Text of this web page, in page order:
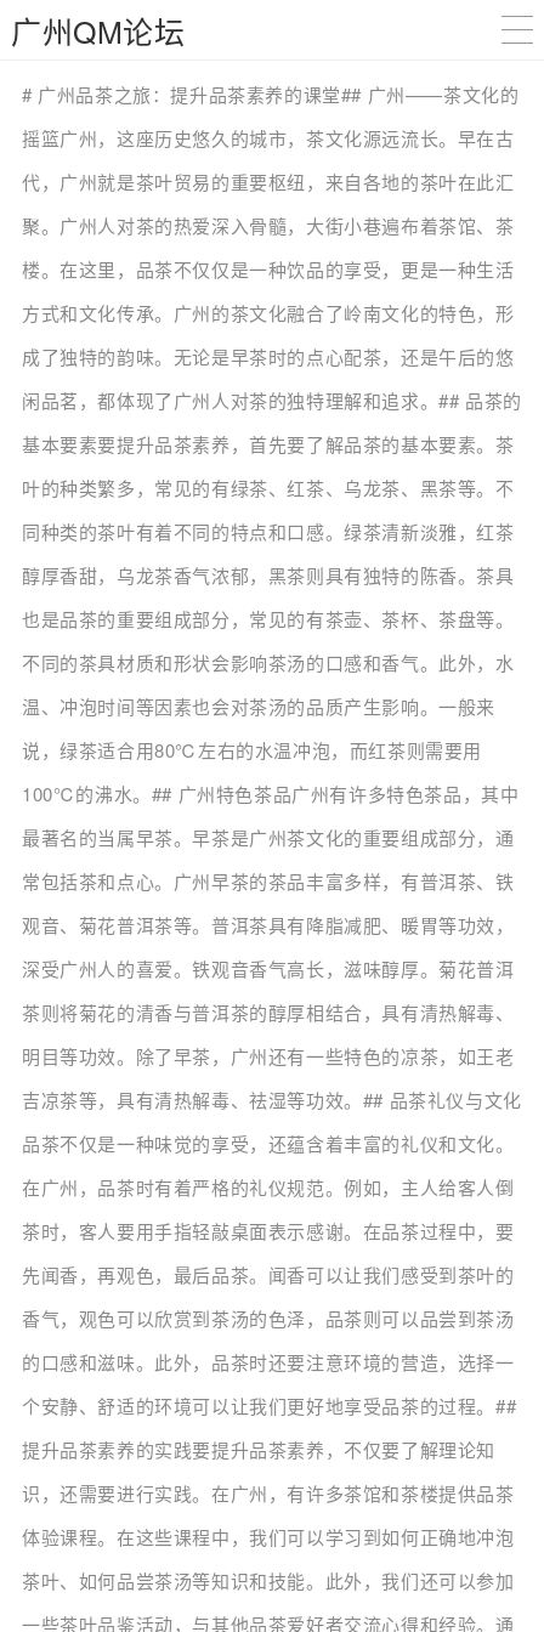
广州QM论坛
# 广州品茶之旅：提升品茶素养的课堂## 广州——茶文化的
摇篮广州，这座历史悠久的城市，茶文化源远流长。早在古
代，广州就是茶叶贸易的重要枢纽，来自各地的茶叶在此汇
聚。广州人对茶的热爱深入骨髓，大街小巷遍布着茶馆、茶
楼。在这里，品茶不仅仅是一种饮品的享受，更是一种生活
方式和文化传承。广州的茶文化融合了岭南文化的特色，形
成了独特的韵味。无论是早茶时的点心配茶，还是午后的悠
闲品茗，都体现了广州人对茶的独特理解和追求。## 品茶的
基本要素要提升品茶素养，首先要了解品茶的基本要素。茶
叶的种类繁多，常见的有绿茶、红茶、乌龙茶、黑茶等。不
同种类的茶叶有着不同的特点和口感。绿茶清新淡雅，红茶
醇厚香甜，乌龙茶香气浓郁，黑茶则具有独特的陈香。茶具
也是品茶的重要组成部分，常见的有茶壶、茶杯、茶盘等。
不同的茶具材质和形状会影响茶汤的口感和香气。此外，水
温、冲泡时间等因素也会对茶汤的品质产生影响。一般来
说，绿茶适合用80℃左右的水温冲泡，而红茶则需要用
100℃的沸水。## 广州特色茶品广州有许多特色茶品，其中
最著名的当属早茶。早茶是广州茶文化的重要组成部分，通
常包括茶和点心。广州早茶的茶品丰富多样，有普洱茶、铁
观音、菊花普洱茶等。普洱茶具有降脂减肥、暖胃等功效，
深受广州人的喜爱。铁观音香气高长，滋味醇厚。菊花普洱
茶则将菊花的清香与普洱茶的醇厚相结合，具有清热解毒、
明目等功效。除了早茶，广州还有一些特色的凉茶，如王老
吉凉茶等，具有清热解毒、祛湿等功效。## 品茶礼仪与文化
品茶不仅是一种味觉的享受，还蕴含着丰富的礼仪和文化。
在广州，品茶时有着严格的礼仪规范。例如，主人给客人倒
茶时，客人要用手指轻敲桌面表示感谢。在品茶过程中，要
先闻香，再观色，最后品茶。闻香可以让我们感受到茶叶的
香气，观色可以欣赏到茶汤的色泽，品茶则可以品尝到茶汤
的口感和滋味。此外，品茶时还要注意环境的营造，选择一
个安静、舒适的环境可以让我们更好地享受品茶的过程。##
提升品茶素养的实践要提升品茶素养，不仅要了解理论知
识，还需要进行实践。在广州，有许多茶馆和茶楼提供品茶
体验课程。在这些课程中，我们可以学习到如何正确地冲泡
茶叶、如何品尝茶汤等知识和技能。此外，我们还可以参加
一些茶叶品鉴活动，与其他品茶爱好者交流心得和经验。通